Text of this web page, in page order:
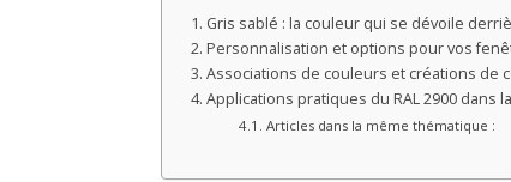
Gris sablé : la couleur qui se dévoile
Personnalisation et options pour vos
Associations de couleurs et créations de
Applications pratiques du RAL 2900 dans
Articles dans la même thématique :